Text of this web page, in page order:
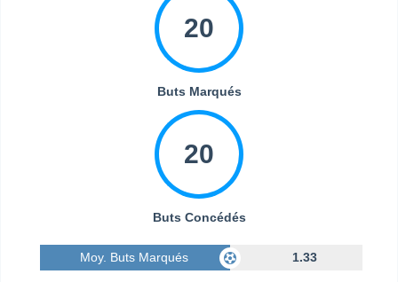
20
Buts Marqués
20
Buts Concédés
Moy. Buts Marqués 1.33